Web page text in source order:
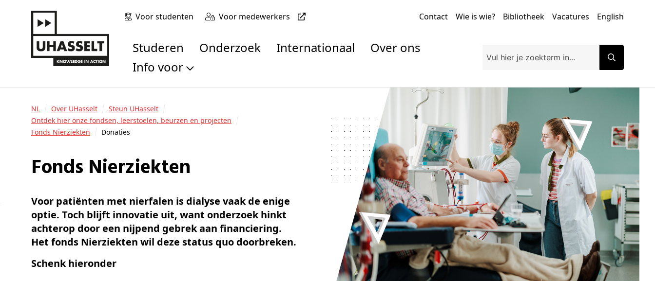
Voor studenten Voor medewerkers Contact Wie is wie? Bibliotheek Vacatures English
Studeren Onderzoek Internationaal
Over ons
Info voor
Toekomstige studenten
Studenten
Onderzoekers
Scholen en leerkrachten
Sollicitanten
Schenkers
NL Over UHasselt
Steun UHasselt
Ontdek hier onze fondsen, leerstoelen, beurzen en projecten
Fonds Nierziekten
Donaties
Fonds Nierziekten
Voor patiënten met nierfalen is dialyse vaak de enige
optie. Toch blijft innovatie uit, want onderzoek hinkt
achterop door een nijpend gebrek aan financiering.
Het fonds Nierziekten wil deze status quo doorbreken.
Schenk hieronder